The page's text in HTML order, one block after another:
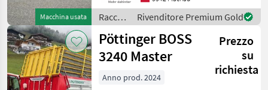
Macchina usata
Schneidwerk inkl. Messer, *
inkl. Siliermit
Raccolta
mangimi
/
Pöttinger
Rivenditore Premium Gold
Pöttinger BOSS
3240 Master
Prezzo
su
richiesta
Anno prod. 2024